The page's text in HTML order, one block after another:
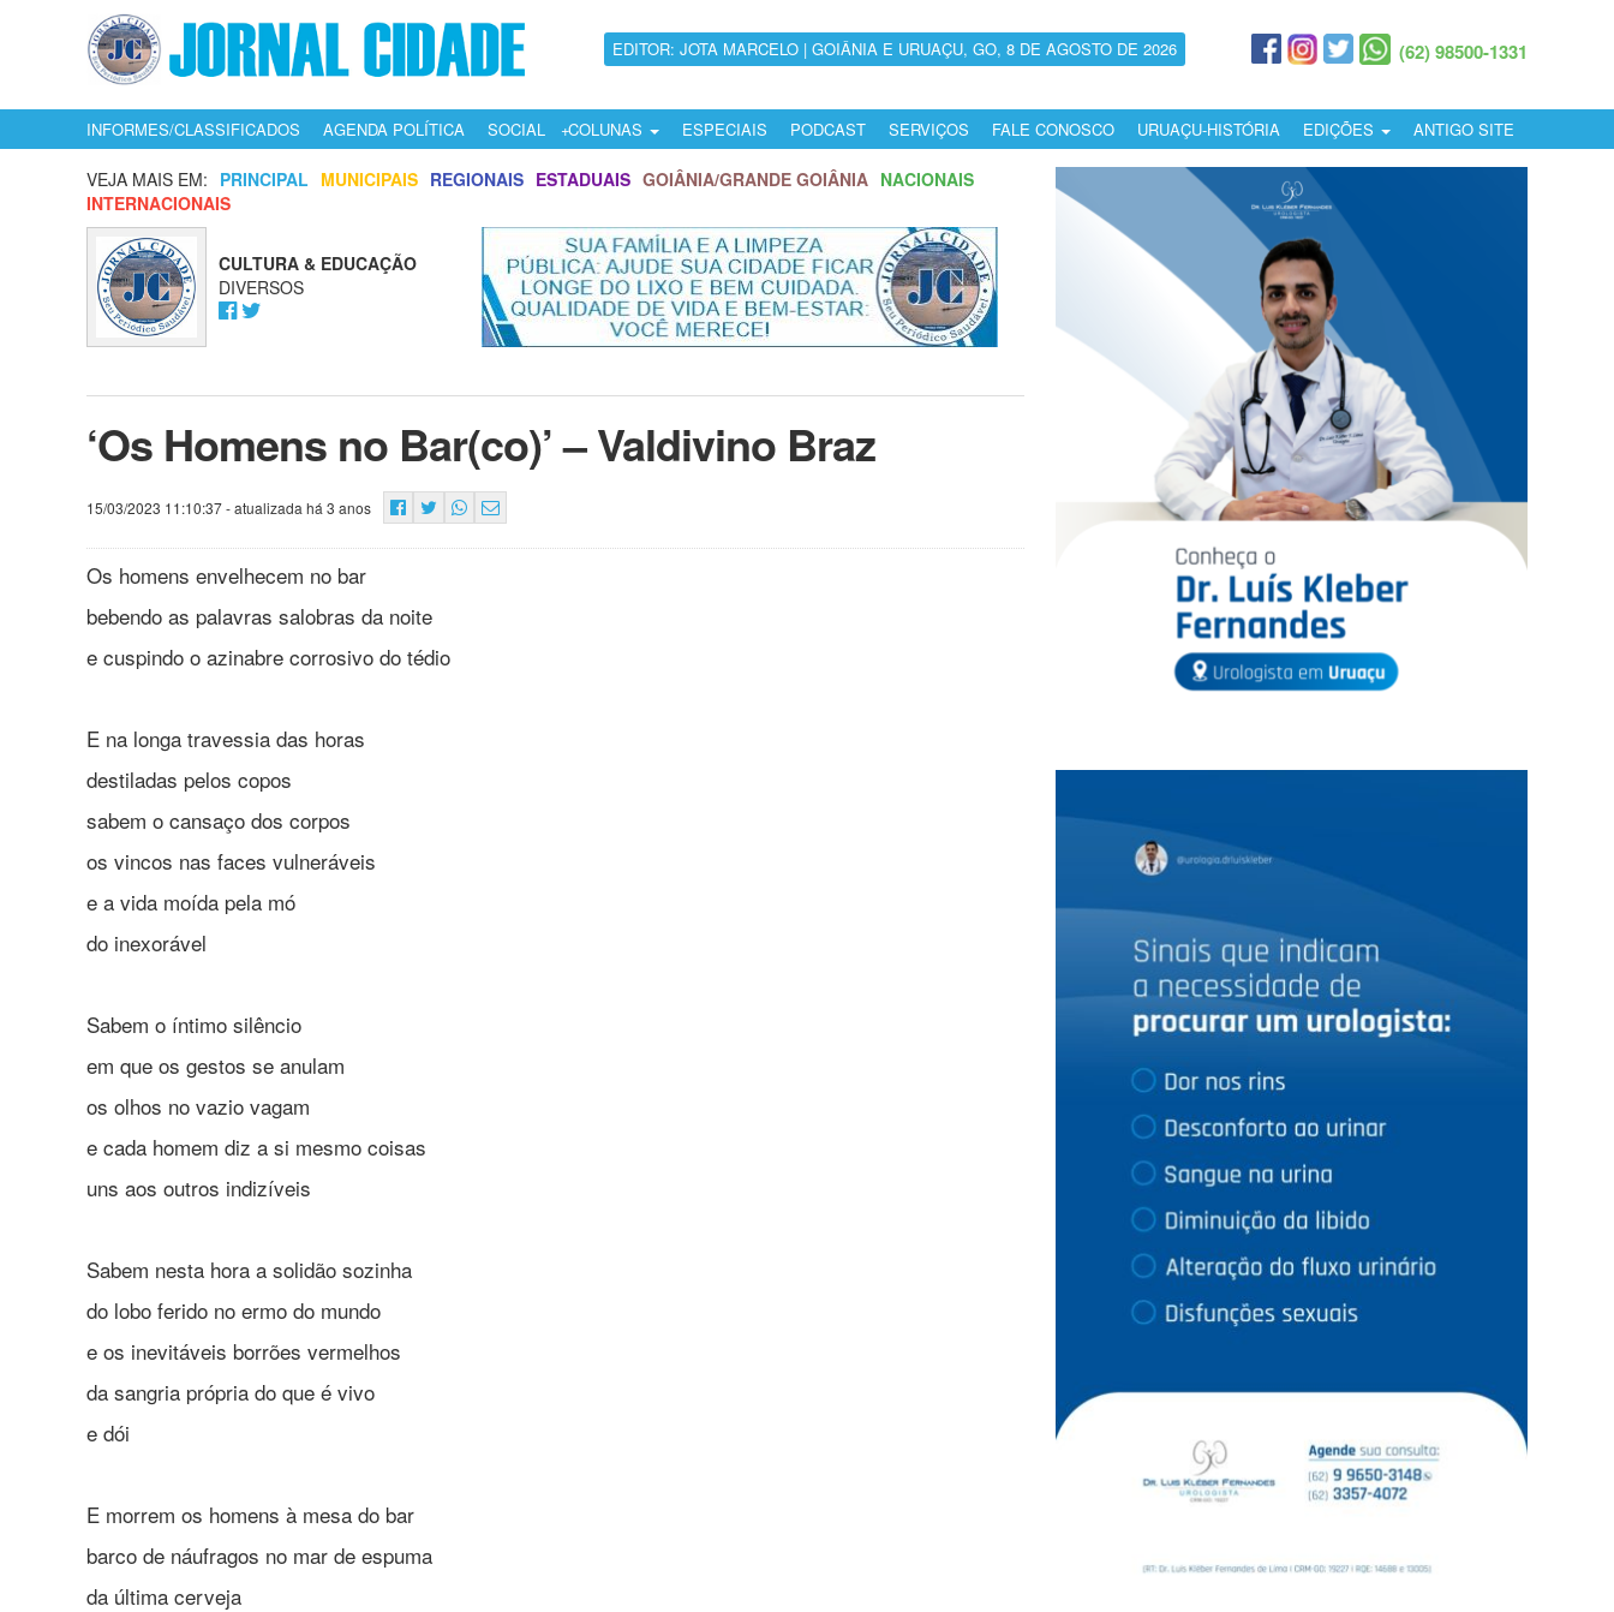
EDITOR: JOTA MARCELO | GOIÂNIA E URUAÇU, GO, 8 DE AGOSTO DE 2026 (62) 98500-1331
INFORMES/CLASSIFICADOS AGENDA POLÍTICA SOCIAL COLUNAS ESPECIAIS PODCAST SERVIÇOS FALE CONOSCO URUAÇU-HISTÓRIA EDIÇÕES ANTIGO SITE
VEJA MAIS EM: PRINCIPAL MUNICIPAIS REGIONAIS ESTADUAIS GOIÂNIA/GRANDE GOIÂNIA NACIONAIS
INTERNACIONAIS
CULTURA & EDUCAÇÃO
DIVERSOS
‘Os Homens no Bar(co)’ – Valdivino Braz
15/03/2023 11:10:37- atualizada há 3 anos
Os homens envelhecem no bar
bebendo as palavras salobras da noite
e cuspindo o azinabre corrosivo do tédio
E na longa travessia das horas
destiladas pelos copos
sabem o cansaço dos corpos
os vincos nas faces vulneráveis
e a vida moída pela mó
do inexorável
Sabem o íntimo silêncio
em que os gestos se anulam
os olhos no vazio vagam
e cada homem diz a si mesmo coisas
uns aos outros indizíveis
Sabem nesta hora a solidão sozinha
do lobo ferido no ermo do mundo
e os inevitáveis borrões vermelhos
da sangria própria do que é vivo
e dói
E morrem os homens à mesa do bar
barco de náufragos no mar de espuma
da última cerveja